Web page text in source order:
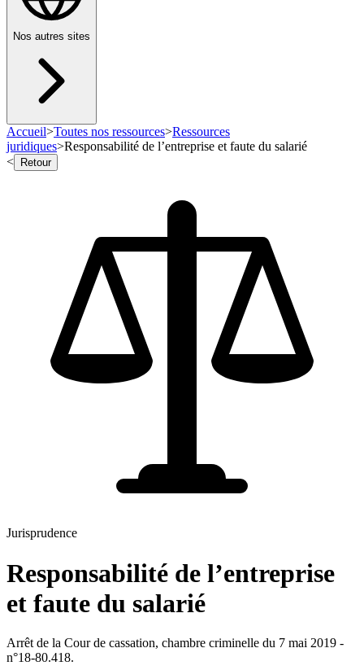
Nos autres sites
Accueil>Toutes nos ressources>Ressources
juridiques>Responsabilité de l’entreprise et faute du salarié
<
Retour
Jurisprudence
Responsabilité de l’entreprise
et faute du salarié
Arrêt de la Cour de cassation, chambre criminelle du 7 mai 2019 -
n°18-80.418.